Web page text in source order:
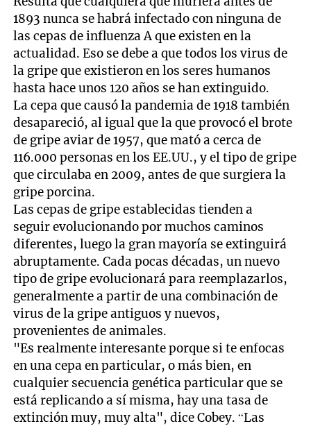
1893 nunca se habrá infectado con ninguna de
las cepas de influenza A que existen en la
actualidad. Eso se debe a que todos los virus de
la gripe que existieron en los seres humanos
hasta hace unos 120 años se han extinguido.
La cepa que causó la pandemia de 1918 también
desapareció, al igual que la que provocó el brote
de gripe aviar de 1957, que mató a cerca de
116.000 personas en los EE.UU., y el tipo de gripe
que circulaba en 2009, antes de que surgiera la
gripe porcina.
Las cepas de gripe establecidas tienden a
seguir evolucionando por muchos caminos
diferentes, luego la gran mayoría se extinguirá
abruptamente. Cada pocas décadas, un nuevo
tipo de gripe evolucionará para reemplazarlos,
generalmente a partir de una combinación de
virus de la gripe antiguos y nuevos,
provenientes de animales.
"Es realmente interesante porque si te enfocas
en una cepa en particular, o más bien, en
cualquier secuencia genética particular que se
está replicando a sí misma, hay una tasa de
extinción muy, muy alta", dice Cobey. “Las